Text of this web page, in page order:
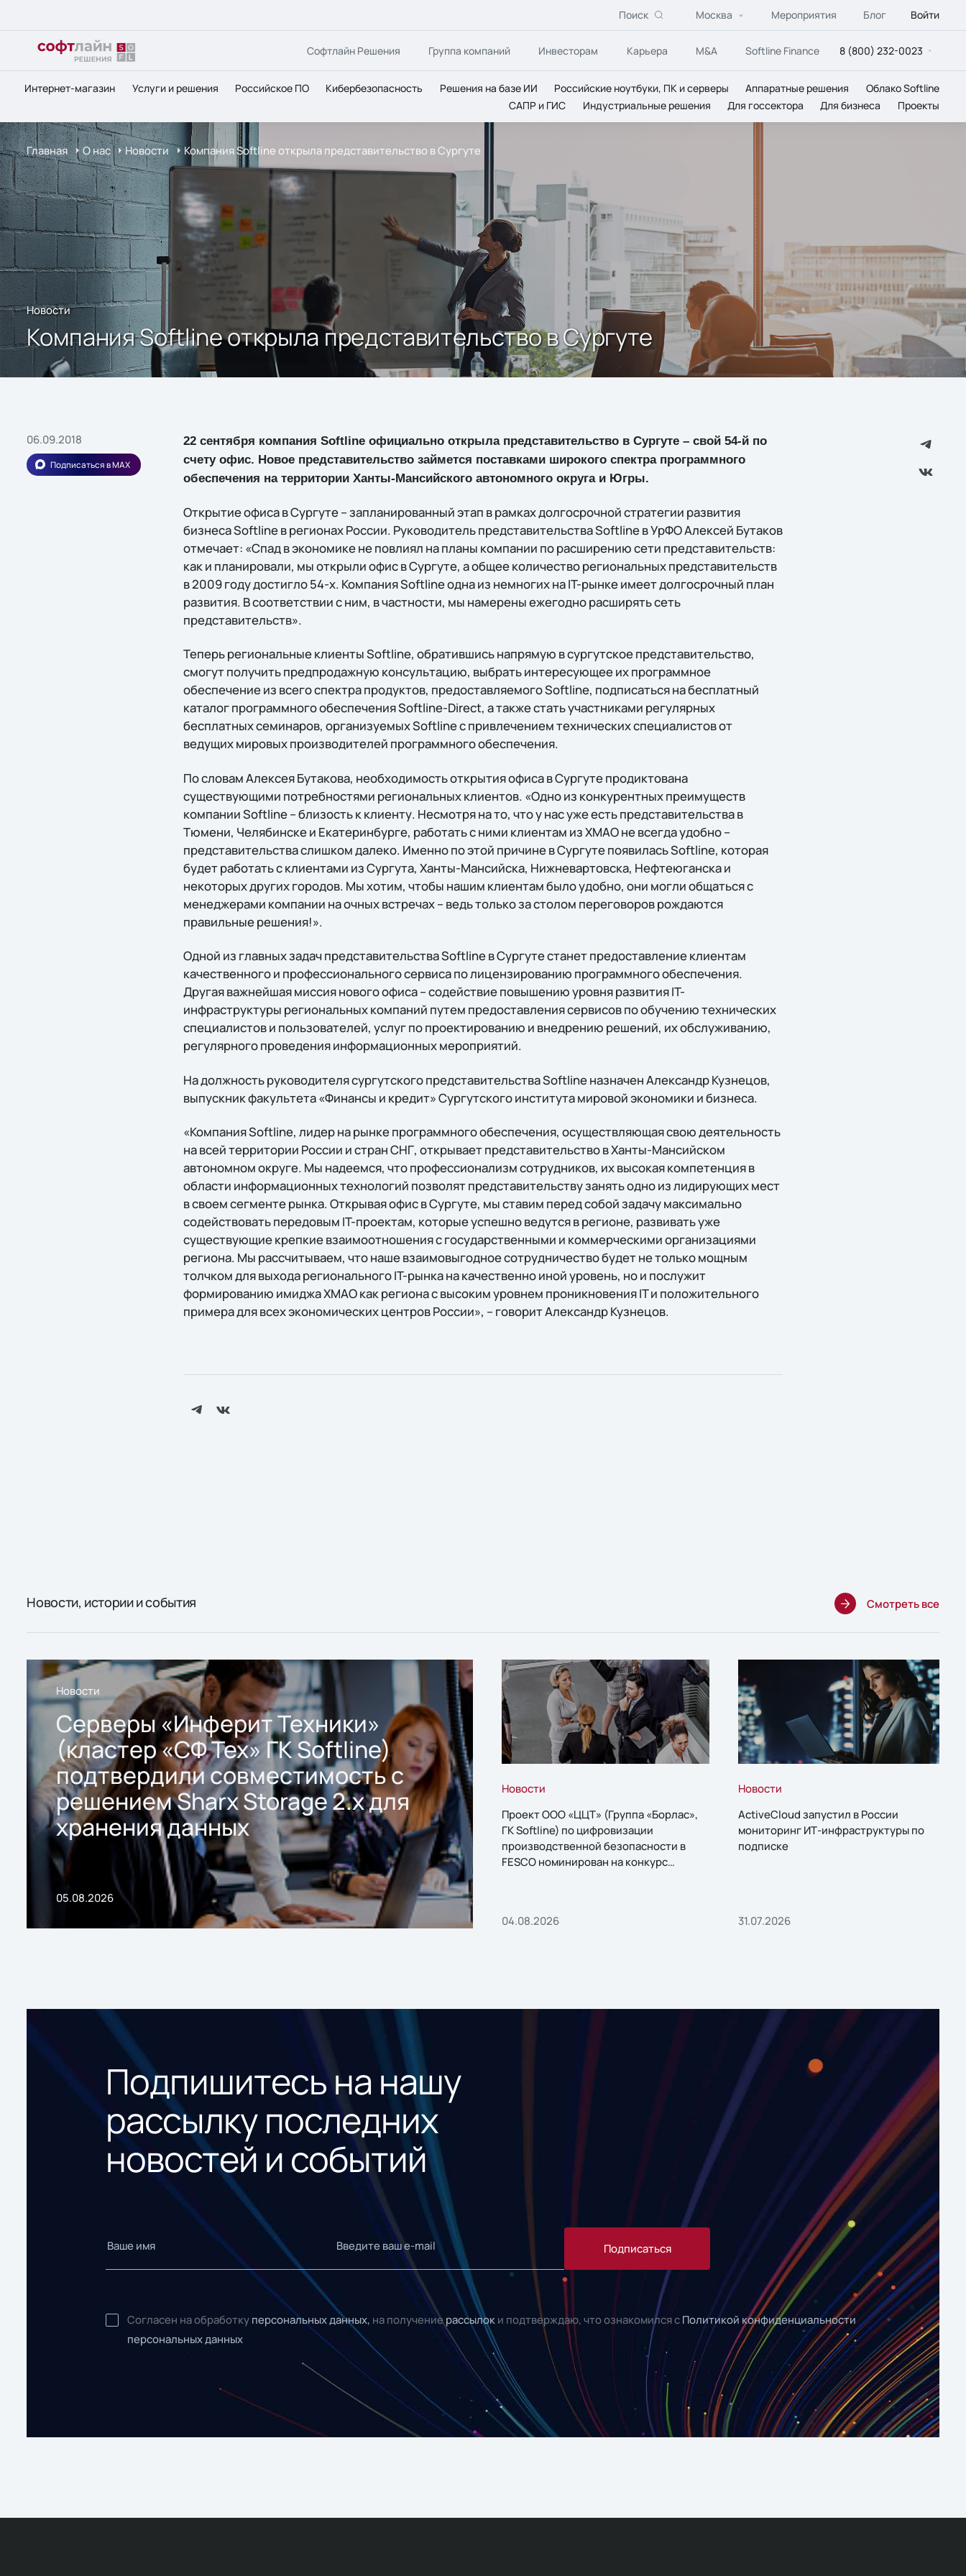
Поиск Москва Мероприятия Блог Войти
Софтлайн Решения Группа компаний Инвесторам Карьера M&A Softline Finance 8 (800) 232-0023
Интернет-магазин Услуги и решения Российское ПО Кибербезопасность Решения на базе ИИ Российские ноутбуки, ПК и серверы Аппаратные решения
Облако Softline
САПР и ГИС
Индустриальные решения Для госсектора Для бизнеса Проекты
Главная О нас Новости Компания Softline открыла представительство в Сургуте
Новости
Компания Softline открыла представительство в Сургуте
06.09.2018
Подписаться в MAX
22 сентября компания Softline официально открыла представительство в Сургуте – свой 54-й по
счету офис. Новое представительство займется поставками широкого спектра программного
обеспечения на территории Ханты-Мансийского автономного округа и Югры.
Открытие офиса в Сургуте – запланированный этап в рамках долгосрочной стратегии развития
бизнеса Softline в регионах России. Руководитель представительства Softline в УрФО Алексей Бутаков
отмечает: «Спад в экономике не повлиял на планы компании по расширению сети представительств:
как и планировали, мы открыли офис в Сургуте, а общее количество региональных представительств
в 2009 году достигло 54-х. Компания Softline одна из немногих на IT-рынке имеет долгосрочный план
развития. В соответствии с ним, в частности, мы намерены ежегодно расширять сеть
представительств».
Теперь региональные клиенты Softline, обратившись напрямую в сургутское представительство,
смогут получить предпродажную консультацию, выбрать интересующее их программное
обеспечение из всего спектра продуктов, предоставляемого Softline, подписаться на бесплатный
каталог программного обеспечения Softline-Direct, а также стать участниками регулярных
бесплатных семинаров, организуемых Softline с привлечением технических специалистов от
ведущих мировых производителей программного обеспечения.
По словам Алексея Бутакова, необходимость открытия офиса в Сургуте продиктована
существующими потребностями региональных клиентов. «Одно из конкурентных преимуществ
компании Softline – близость к клиенту. Несмотря на то, что у нас уже есть представительства в
Тюмени, Челябинске и Екатеринбурге, работать с ними клиентам из ХМАО не всегда удобно –
представительства слишком далеко. Именно по этой причине в Сургуте появилась Softline, которая
будет работать с клиентами из Сургута, Ханты-Мансийска, Нижневартовска, Нефтеюганска и
некоторых других городов. Мы хотим, чтобы нашим клиентам было удобно, они могли общаться с
менеджерами компании на очных встречах – ведь только за столом переговоров рождаются
правильные решения!».
Одной из главных задач представительства Softline в Сургуте станет предоставление клиентам
качественного и профессионального сервиса по лицензированию программного обеспечения.
Другая важнейшая миссия нового офиса – содействие повышению уровня развития IT-
инфраструктуры региональных компаний путем предоставления сервисов по обучению технических
специалистов и пользователей, услуг по проектированию и внедрению решений, их обслуживанию,
регулярного проведения информационных мероприятий.
На должность руководителя сургутского представительства Softline назначен Александр Кузнецов,
выпускник факультета «Финансы и кредит» Сургутского института мировой экономики и бизнеса.
«Компания Softline, лидер на рынке программного обеспечения, осуществляющая свою деятельность
на всей территории России и стран СНГ, открывает представительство в Ханты-Мансийском
автономном округе. Мы надеемся, что профессионализм сотрудников, их высокая компетенция в
области информационных технологий позволят представительству занять одно из лидирующих мест
в своем сегменте рынка. Открывая офис в Сургуте, мы ставим перед собой задачу максимально
содействовать передовым IT-проектам, которые успешно ведутся в регионе, развивать уже
существующие крепкие взаимоотношения с государственными и коммерческими организациями
региона. Мы рассчитываем, что наше взаимовыгодное сотрудничество будет не только мощным
толчком для выхода регионального IT-рынка на качественно иной уровень, но и послужит
формированию имиджа ХМАО как региона с высоким уровнем проникновения IT и положительного
примера для всех экономических центров России», – говорит Александр Кузнецов.
Новости, истории и события Смотреть все
Новости
Серверы «Инферит Техники»
(кластер «СФ Тех» ГК Softline)
подтвердили совместимость с
решением Sharx Storage 2.x для
хранения данных
05.08.2026
Новости
Проект ООО «ЦЦТ» (Группа «Борлас»,
ГК Softline) по цифровизации
производственной безопасности в
FESCO номинирован на конкурс
04.08.2026
Новости
ActiveCloud запустил в России
мониторинг ИТ-инфраструктуры по
подписке
31.07.2026
Подпишитесь на нашу
рассылку последних
новостей и событий
Подписаться
Согласен на обработку персональных данных, на получениерассылок и подтверждаю, что ознакомился с Политикой конфиденциальности
персональных данных